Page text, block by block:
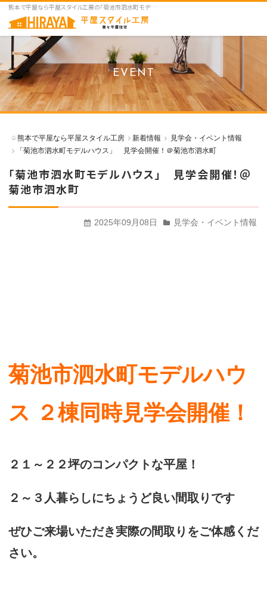
熊本で平屋なら平屋スタイル工房の「菊池市泗水町モデルハウス」 見学会開催！＠菊池市泗水町をご紹介
EVENT
熊本で平屋なら平屋スタイル工房 新着情報
見学会・イベント情報
「菊池市泗水町モデルハウス」 見学会開催！＠菊池市泗水町
「菊池市泗水町モデルハウス」 見学会開催！＠
菊池市泗水町
2025年09月08日 見学会・イベント情報
菊池市泗水町モデルハウ
ス ２棟同時見学会開催！
２１～２２坪のコンパクトな平屋！
２～３人暮らしにちょうど良い間取りです
ぜひご来場いただき実際の間取りをご体感くだ
さい。